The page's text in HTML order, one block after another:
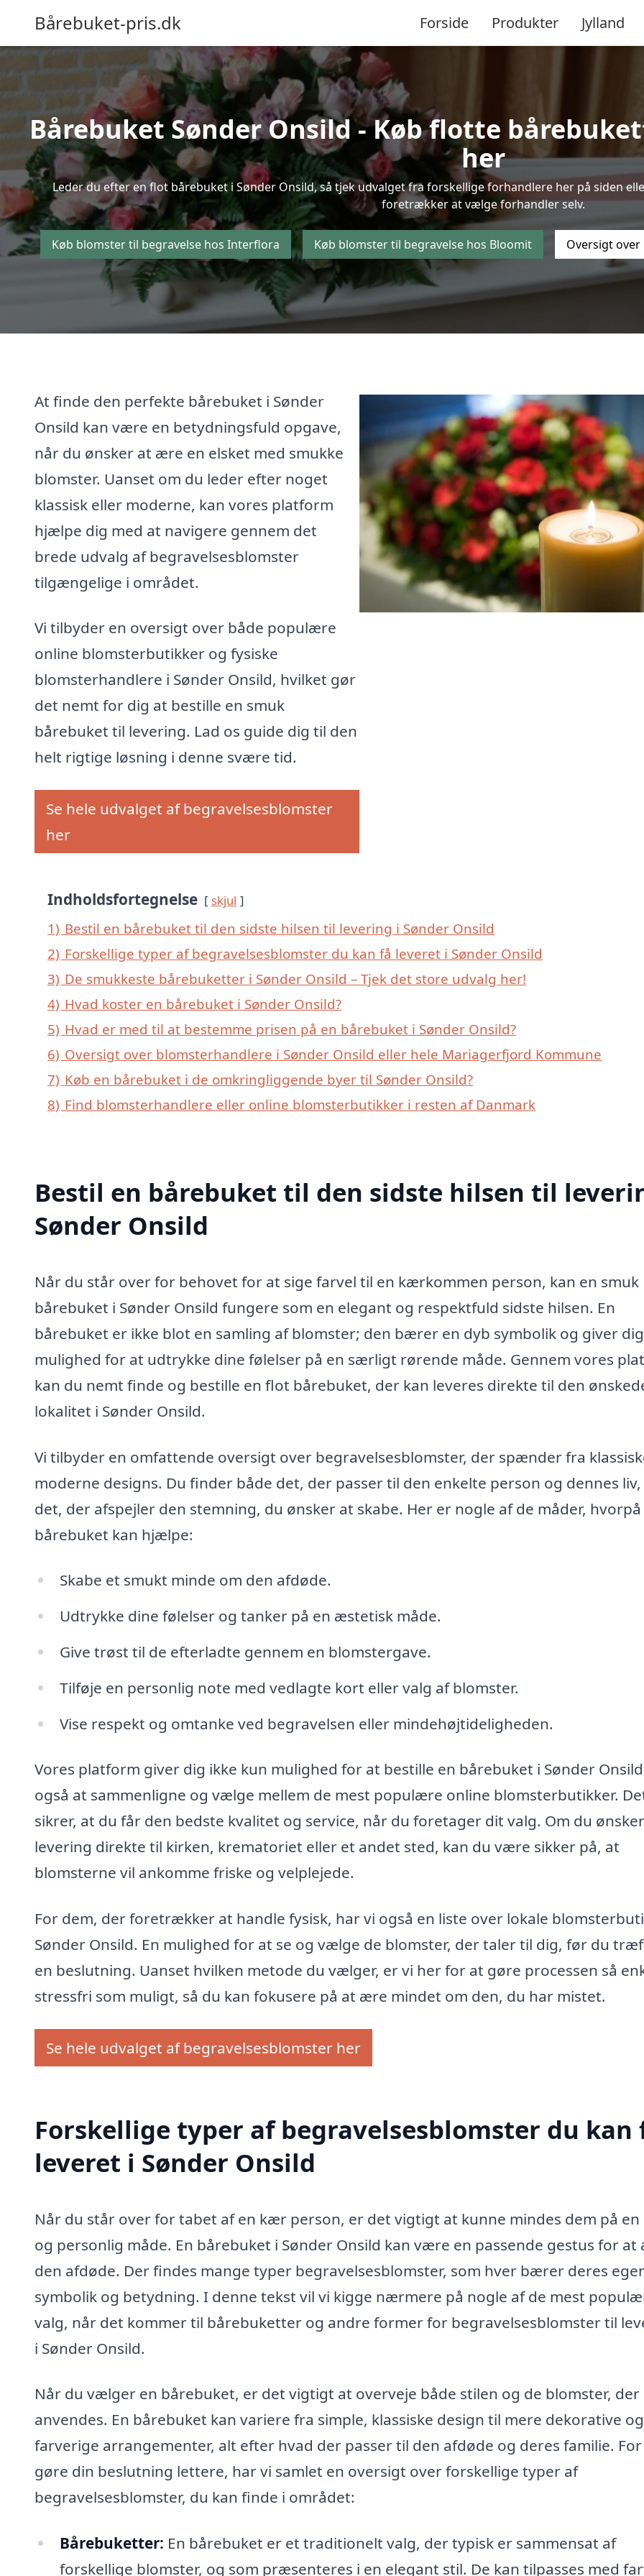
Bårebuket-pris.dk Forside Produkter Jylland
Bårebuket Sønder Onsild - Køb flotte
her
Leder du efter en flot bårebuket i Sønder Onsild, så tjek udvalget fra forskellige forhandlere her på siden
foretrækker at vælge forhandler selv.
Køb blomster til begravelse hos Interflora Køb blomster til begravelse hos Bloomit Oversigt
At finde den perfekte bårebuket i Sønder
Onsild kan være en betydningsfuld opgave,
når du ønsker at ære en elsket med smukke
blomster. Uanset om du leder efter noget
klassisk eller moderne, kan vores platform
hjælpe dig med at navigere gennem det
brede udvalg af begravelsesblomster
tilgængelige i området.
Vi tilbyder en oversigt over både populære
online blomsterbutikker og fysiske
blomsterhandlere i Sønder Onsild, hvilket gør
det nemt for dig at bestille en smuk
bårebuket til levering. Lad os guide dig til den
helt rigtige løsning i denne svære tid.
Se hele udvalget af begravelsesblomster
her
Indholdsfortegnelse skjul
1) Bestil en bårebuket til den sidste hilsen til levering i Sønder Onsild
2) Forskellige typer af begravelsesblomster du kan få leveret i Sønder Onsild
3) De smukkeste bårebuketter i Sønder Onsild – Tjek det store udvalg her!
4) Hvad koster en bårebuket i Sønder Onsild?
5) Hvad er med til at bestemme prisen på en bårebuket i Sønder Onsild?
6) Oversigt over blomsterhandlere i Sønder Onsild eller hele Mariagerfjord Kommune
7) Køb en bårebuket i de omkringliggende byer til Sønder Onsild?
8) Find blomsterhandlere eller online blomsterbutikker i resten af Danmark
Bestil en bårebuket til den sidste hilsen til
Sønder Onsild
Når du står over for behovet for at sige farvel til en kærkommen person, kan en smuk
bårebuket i Sønder Onsild fungere som en elegant og respektfuld sidste hilsen. En
bårebuket er ikke blot en samling af blomster; den bærer en dyb symbolik og giver dig
mulighed for at udtrykke dine følelser på en særligt rørende måde. Gennem vores
kan du nemt finde og bestille en flot bårebuket, der kan leveres direkte til den
lokalitet i Sønder Onsild.
Vi tilbyder en omfattende oversigt over begravelsesblomster, der spænder fra
moderne designs. Du finder både det, der passer til den enkelte person og dennes
det, der afspejler den stemning, du ønsker at skabe. Her er nogle af de måder,
bårebuket kan hjælpe:
Skabe et smukt minde om den afdøde.
Udtrykke dine følelser og tanker på en æstetisk måde.
Give trøst til de efterladte gennem en blomstergave.
Tilføje en personlig note med vedlagte kort eller valg af blomster.
Vise respekt og omtanke ved begravelsen eller mindehøjtideligheden.
Vores platform giver dig ikke kun mulighed for at bestille en bårebuket i Sønder
også at sammenligne og vælge mellem de mest populære online blomsterbutikker.
sikrer, at du får den bedste kvalitet og service, når du foretager dit valg. Om du ønsker
levering direkte til kirken, krematoriet eller et andet sted, kan du være sikker på, at
blomsterne vil ankomme friske og velplejede.
For dem, der foretrækker at handle fysisk, har vi også en liste over lokale
Sønder Onsild. En mulighed for at se og vælge de blomster, der taler til dig, før du
en beslutning. Uanset hvilken metode du vælger, er vi her for at gøre processen så
stressfri som muligt, så du kan fokusere på at ære mindet om den, du har mistet.
Se hele udvalget af begravelsesblomster her
Forskellige typer af begravelsesblomster du kan
leveret i Sønder Onsild
Når du står over for tabet af en kær person, er det vigtigt at kunne mindes dem på en
og personlig måde. En bårebuket i Sønder Onsild kan være en passende gestus for
den afdøde. Der findes mange typer begravelsesblomster, som hver bærer deres
symbolik og betydning. I denne tekst vil vi kigge nærmere på nogle af de mest
valg, når det kommer til bårebuketter og andre former for begravelsesblomster til
i Sønder Onsild.
Når du vælger en bårebuket, er det vigtigt at overveje både stilen og de blomster, der
anvendes. En bårebuket kan variere fra simple, klassiske design til mere dekorative og
farverige arrangementer, alt efter hvad der passer til den afdøde og deres familie.
gøre din beslutning lettere, har vi samlet en oversigt over forskellige typer af
begravelsesblomster, du kan finde i området:
Bårebuketter: En bårebuket er et traditionelt valg, der typisk er sammensat af
forskellige blomster, og som præsenteres i en elegant stil. De kan tilpasses med